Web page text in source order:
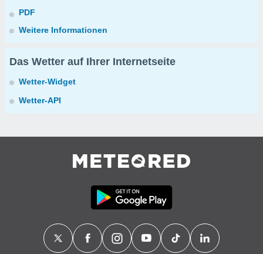
PDF
Weitere Informationen
Das Wetter auf Ihrer Internetseite
Wetter-Widget
Wetter-API